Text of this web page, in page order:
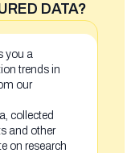
DATA?
you a
trends in
our
collected
and other
on research